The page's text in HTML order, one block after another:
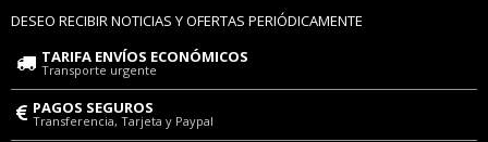
DESEO RECIBIR NOTICIAS Y OFERTAS PERIÓDICAMENTE
TARIFA ENVÍOS ECONÓMICOS
Transporte urgente
PAGOS SEGUROS
Transferencia, Tarjeta y Paypal